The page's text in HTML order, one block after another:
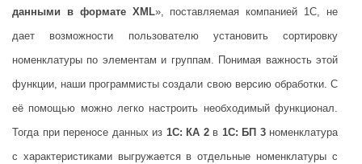
данными в формате XML», поставляемая компанией 1С, не
дает возможности пользователю установить сортировку
номенклатуры по элементам и группам. Понимая важность этой
функции, наши программисты создали свою версию обработки. С
её помощью можно легко настроить необходимый функционал.
Тогда при переносе данных из 1С: КА 2в 1С: БП 3 номенклатура
с характеристиками выгружается в отдельные номенклатуры с